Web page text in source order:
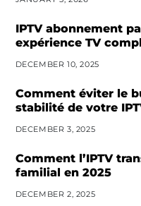
IPTV abonnement
expérience TV
DECEMBER 10, 2025
Comment éviter le
stabilité de votre
DECEMBER 3, 2025
Comment l’IPTV
familial en 2025
DECEMBER 2, 2025